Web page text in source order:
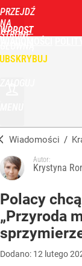
PRZEJDŹ
NA
STRONĘ
WPROST
Wiadomości /
Autor:
Krystyna
Polacy
„Przyroda
Dodano: 12 lutego